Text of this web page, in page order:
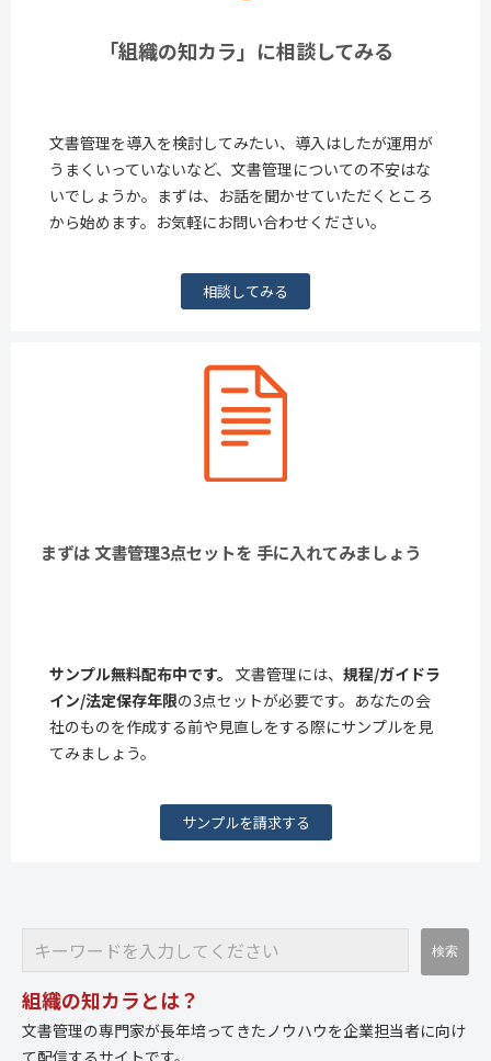
「組織の知カラ」に相談してみる
文書管理を導入を検討してみたい、導入はしたが運用が
うまくいっていないなど、文書管理についての不安はな
いでしょうか。まずは、お話を聞かせていただくところ
から始めます。お気軽にお問い合わせください。
相談してみる
まずは 文書管理3点セットを 手に入れてみましょう
サンプル無料配布中です。 文書管理には、 規程/ガイドラ
イン/法定保存年限の3点セットが必要です。あなたの会
社のものを作成する前や見直しをする際にサンプルを見
てみましょう。
サンプルを請求する
組織の知カラとは？
文書管理の専門家が長年培ってきたノウハウを企業担当者に向け
て配信するサイトです。